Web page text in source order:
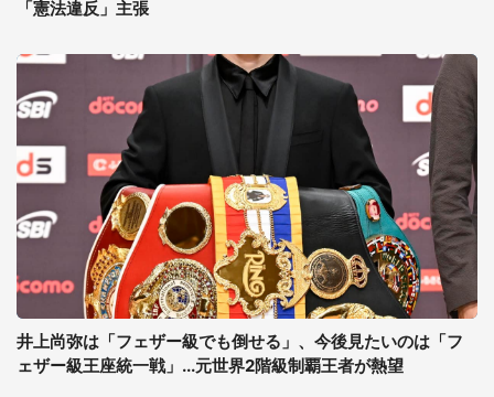
「憲法違反」主張
井上尚弥は「フェザー級でも倒せる」、今後見たいのは「フ
ェザー級王座統一戦」...元世界2階級制覇王者が熱望